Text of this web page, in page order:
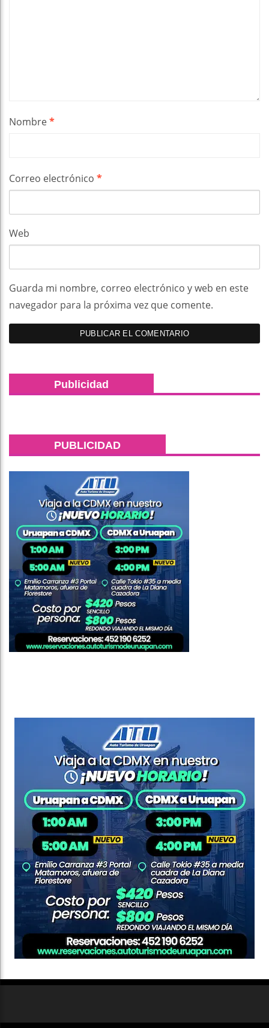
Nombre*
Correo electrónico *
Web
Guarda mi nombre, correo electrónico y web en este
navegador para la próxima vez que comente.
Publicidad
PUBLICIDAD